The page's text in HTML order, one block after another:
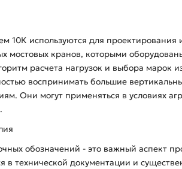
10К используются для
мостовых кранов, которыми
расчета нагрузок и выбора
воспринимать большие
Они могут применяться в условиях
обозначений - это важный аспект
в технической документации и